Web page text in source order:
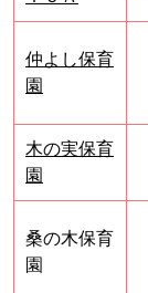
仲よし保育
園
木の実保育
園
桑の木保育
園